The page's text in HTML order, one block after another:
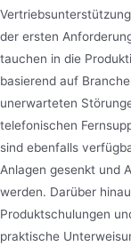
der ersten
tauchen in die
basierend auf
unerwarteten
telefonischen
sind ebenfalls
Anlagen gesenkt und
werden. Darüber
Produktschulungen
praktische